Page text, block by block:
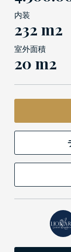
内装
232 m2
室外面積
20 m2